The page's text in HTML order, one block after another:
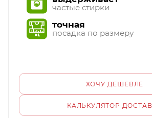
частые стирки
точная
посадка по размеру
ХОЧУ ДЕШЕВЛЕ
КАЛЬКУЛЯТОР